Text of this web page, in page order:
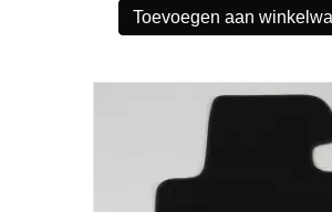
Toevoegen aan